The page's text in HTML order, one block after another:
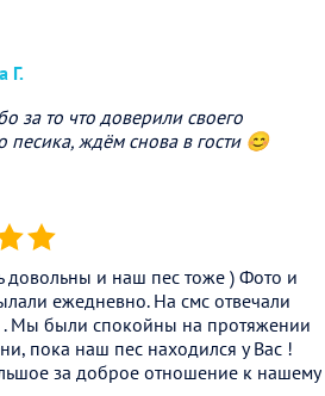
Г.
за то что доверили своего
песика, ждём снова в гости 😊
(*)
довольны и наш пес тоже ) Фото и
ежедневно. На смс отвечали
. Мы были спокойны на протяжении
пока наш пес находился у Вас !
за доброе отношение к нашему